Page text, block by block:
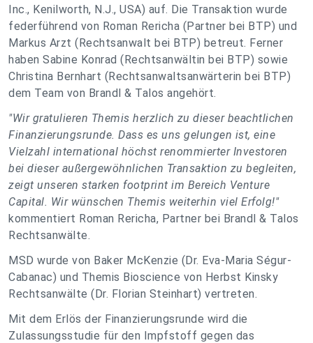
Inc., Kenilworth, N.J., USA) auf. Die Transaktion wurde
federführend von Roman Rericha (Partner bei BTP) und
Markus Arzt (Rechtsanwalt bei BTP) betreut. Ferner
haben Sabine Konrad (Rechtsanwältin bei BTP) sowie
Christina Bernhart (Rechtsanwaltsanwärterin bei BTP)
dem Team von Brandl & Talos angehört.
"Wir gratulieren Themis herzlich zu dieser beachtlichen
Finanzierungsrunde. Dass es uns gelungen ist, eine
Vielzahl international höchst renommierter Investoren
bei dieser außergewöhnlichen Transaktion zu begleiten,
zeigt unseren starken footprint im Bereich Venture
Capital. Wir wünschen Themis weiterhin viel Erfolg!"
kommentiert Roman Rericha, Partner bei Brandl & Talos
Rechtsanwälte.
MSD wurde von Baker McKenzie (Dr. Eva-Maria Ségur-
Cabanac) und Themis Bioscience von Herbst Kinsky
Rechtsanwälte (Dr. Florian Steinhart) vertreten.
Mit dem Erlös der Finanzierungsrunde wird die
Zulassungsstudie für den Impfstoff gegen das